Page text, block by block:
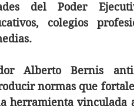
del Poder
colegios
Alberto Bernis
normas que
herramienta